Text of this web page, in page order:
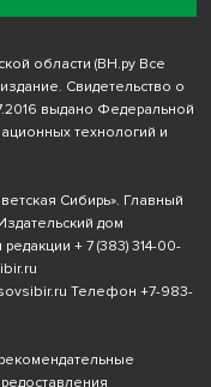
области (ВН.ру Все
Свидетельство о
выдано Федеральной
технологий и
Сибирь». Главный
дом
+ 7 (383) 314-00-
Телефон +7-983-